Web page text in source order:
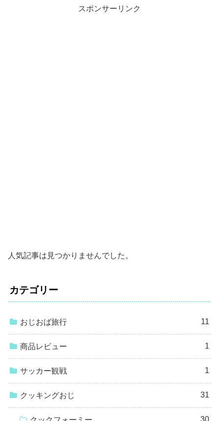
スポンサーリンク
人気記事は見つかりませんでした。
カテゴリー
おじおば旅行 11
商品レビュー 1
サッカー観戦 1
クッキングおじ 31